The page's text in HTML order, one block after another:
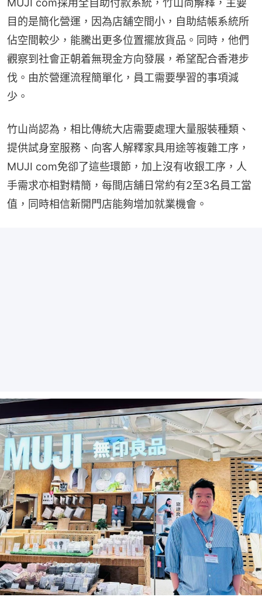
MUJI com採用全自助付款系統，竹山尚解釋，主要
目的是簡化營運，因為店舖空間小，自助結帳系統所
佔空間較少，能騰出更多位置擺放貨品。同時，他們
觀察到社會正朝着無現金方向發展，希望配合香港步
伐。由於營運流程簡單化，員工需要學習的事項減
少。
竹山尚認為，相比傳統大店需要處理大量服裝種類、
提供試身室服務、向客人解釋家具用途等複雜工序，
MUJI com免卻了這些環節，加上沒有收銀工序，人
手需求亦相對精簡，每間店舖日常約有2至3名員工當
值，同時相信新開門店能夠增加就業機會。